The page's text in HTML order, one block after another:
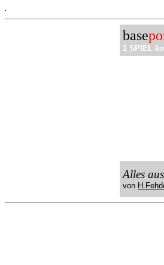
base
1 SPIEL
Alles aus
von